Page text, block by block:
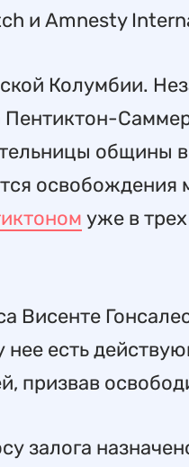
и Amnesty
Колумбии.
Пентиктон-
общины
освобождения
уже в
Висенте
есть
призвав
залога